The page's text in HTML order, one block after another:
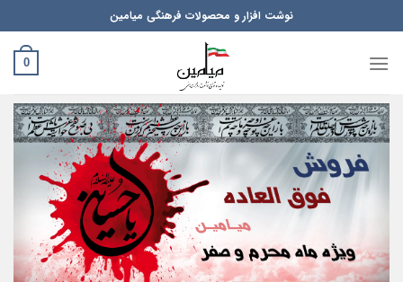
to
content
نوشت افزار و محصولات فرهنگی میامین
0